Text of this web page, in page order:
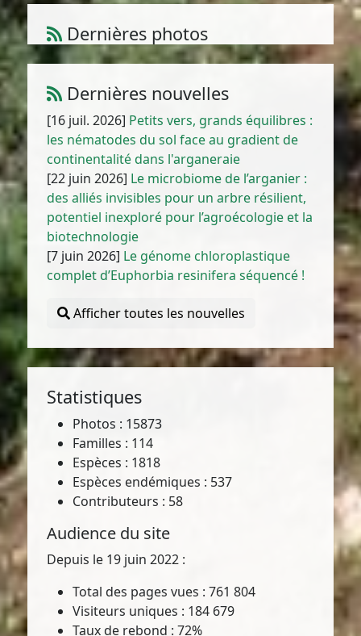
Dernières photos
Amaranthus muricatus (Moq.) Hieron.
Dernières nouvelles
[16 juil. 2026] Petits vers, grands équilibres :
les nématodes du sol face au gradient de
continentalité dans l'arganeraie
[22 juin 2026] Le microbiome de l’arganier :
des alliés invisibles pour un arbre résilient,
potentiel inexploré pour l’agroécologie et la
biotechnologie
[7 juin 2026] Le génome chloroplastique
complet d’Euphorbia resinifera séquencé !
Afficher toutes les nouvelles
Statistiques
Photos : 15873
Familles : 114
Espèces : 1818
Espèces endémiques : 537
Contributeurs : 58
Audience du site
Depuis le 19 juin 2022 :
Total des pages vues : 761 804
Visiteurs uniques : 184 679
Taux de rebond : 72%